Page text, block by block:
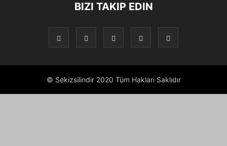
BIZI TAKIP EDIN
© Sekizsilindir 2020 Tüm Hakları Saklıdır